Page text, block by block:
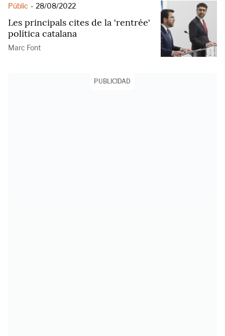
Públic - 28/08/2022
Les principals cites de la 'rentrée'
política catalana
Marc Font
PUBLICIDAD